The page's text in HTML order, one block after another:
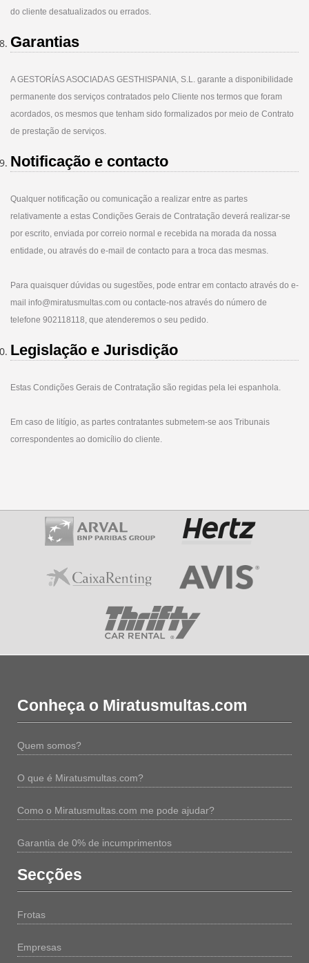
do cliente desatualizados ou errados.
Garantias
A GESTORÍAS ASOCIADAS GESTHISPANIA, S.L. garante a disponibilidade
permanente dos serviços contratados pelo Cliente nos termos que foram
acordados, os mesmos que tenham sido formalizados por meio de Contrato
de prestação de serviços.
Notificação e contacto
Qualquer notificação ou comunicação a realizar entre as partes
relativamente a estas Condições Gerais de Contratação deverá realizar-se
por escrito, enviada por correio normal e recebida na morada da nossa
entidade, ou através do e-mail de contacto para a troca das mesmas.
Para quaisquer dúvidas ou sugestões, pode entrar em contacto através do e-
mail info@miratusmultas.com ou contacte-nos através do número de
telefone 902118118, que atenderemos o seu pedido.
Legislação e Jurisdição
Estas Condições Gerais de Contratação são regidas pela lei espanhola.
Em caso de litígio, as partes contratantes submetem-se aos Tribunais
correspondentes ao domicílio do cliente.
Conheça o Miratusmultas.com
Quem somos?
O que é Miratusmultas.com?
Como o Miratusmultas.com me pode ajudar?
Garantia de 0% de incumprimentos
Secções
Frotas
Empresas